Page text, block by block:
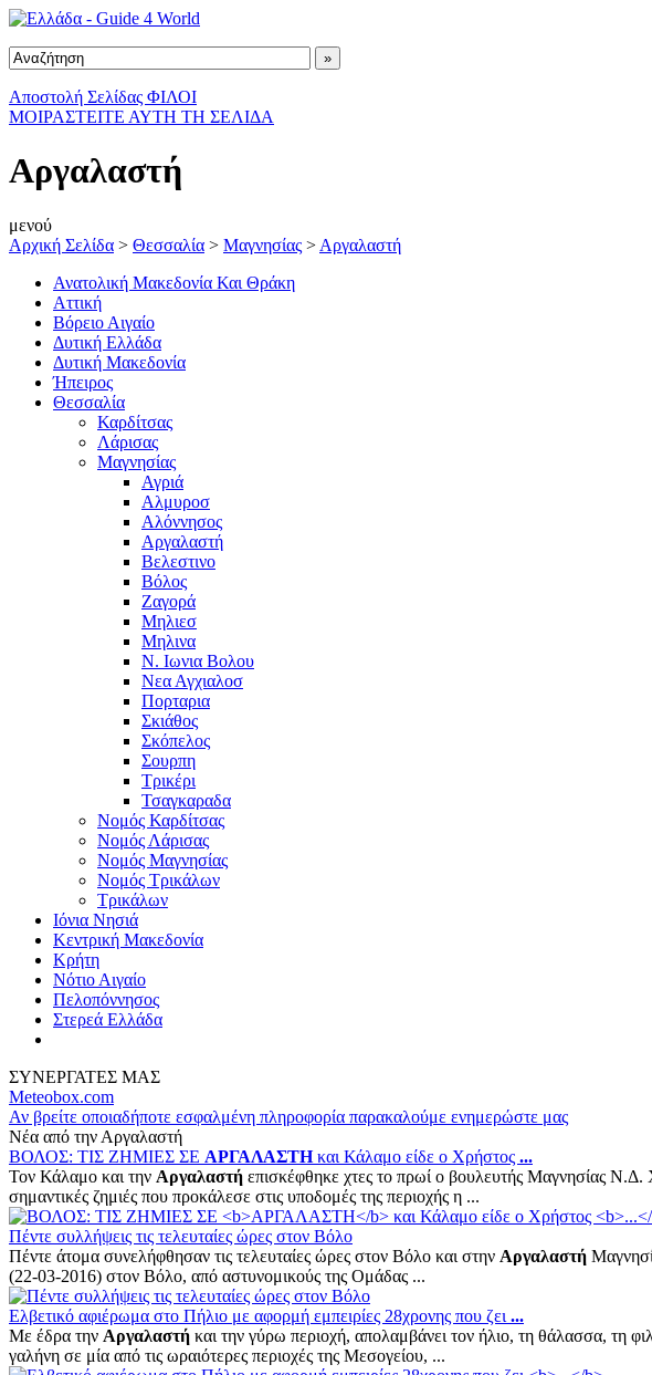
Αποστολή Σελίδας ΦΙΛΟΙ
ΜΟΙΡΑΣΤΕΙΤΕ ΑΥΤΗ ΤΗ ΣΕΛΙΔΑ
Αργαλαστή
μενού
Αρχική Σελίδα > Θεσσαλία > Μαγνησίας > Αργαλαστή
Ανατολική Μακεδονία Και Θράκη
Αττική
Βόρειο Αιγαίο
Δυτική Ελλάδα
Δυτική Μακεδονία
Ήπειρος
Θεσσαλία
Καρδίτσας
Λάρισας
Μαγνησίας
Αγριά
Αλμυροσ
Αλόννησος
Αργαλαστή
Βελεστινο
Βόλος
Ζαγορά
Μηλιεσ
Μηλινα
Ν. Ιωνια Βολου
Νεα Αγχιαλοσ
Πορταρια
Σκιάθος
Σκόπελος
Σουρπη
Τρικέρι
Τσαγκαραδα
Νομός Καρδίτσας
Νομός Λάρισας
Νομός Μαγνησίας
Νομός Τρικάλων
Τρικάλων
Ιόνια Νησιά
Κεντρική Μακεδονία
Κρήτη
Νότιο Αιγαίο
Πελοπόννησος
Στερεά Ελλάδα
ΣΥΝΕΡΓΑΤΕΣ ΜΑΣ
Meteobox.com
Αν βρείτε οποιαδήποτε εσφαλμένη πληροφορία παρακαλούμε ενημερώστε μας
Νέα από την Αργαλαστή
ΒΟΛΟΣ: ΤΙΣ ΖΗΜΙΕΣ ΣΕ ΑΡΓΑΛΑΣΤΗκαι Κάλαμο είδε ο Χρήστος ...
Τον Κάλαμο και την Αργαλαστή επισκέφθηκε χτες το πρωί ο βουλευτής Μαγνησίας Ν.Δ.
σημαντικές ζημιές που προκάλεσε στις υποδομές της περιοχής η ...
Πέντε συλλήψεις τις τελευταίες ώρες στον Βόλο
Πέντε άτομα συνελήφθησαν τις τελευταίες ώρες στον Βόλο και στην Αργαλαστή
(22-03-2016) στον Βόλο, από αστυνομικούς της Ομάδας ...
Ελβετικό αφιέρωμα στο Πήλιο με αφορμή εμπειρίες 28χρονης που ζει ...
Με έδρα την Αργαλαστή και την γύρω περιοχή, απολαμβάνει τον ήλιο, τη θάλασσα, τη
γαλήνη σε μία από τις ωραιότερες περιοχές της Μεσογείου, ...